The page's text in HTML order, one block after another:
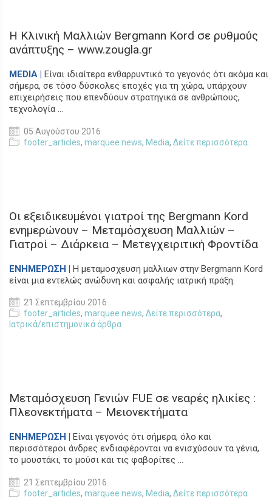
Η Κλινική Μαλλιών Bergmann Kord σε ρυθμούς
ανάπτυξης – www.zougla.gr
MEDIA | Είναι ιδιαίτερα ενθαρρυντικό το γεγονός ότι ακόμα και
σήμερα, σε τόσο δύσκολες εποχές για τη χώρα, υπάρχουν
επιχειρήσεις που επενδύουν στρατηγικά σε ανθρώπους,
τεχνολογία ...
05 Αυγούστου 2016
footer_articles, marquee news, Media, Δείτε περισσότερα
Οι εξειδικευμένοι γιατροί της Bergmann Kord
ενημερώνουν – Μεταμόσχευση Μαλλιών –
Γιατροί – Διάρκεια – Μετεγχειριτική Φροντίδα
ΕΝΗΜΕΡΩΣΗ | Η μεταμοσχευση μαλλιων στην Bergmann Kord
είναι μια εντελώς ανώδυνη και ασφαλής ιατρική πράξη.
21 Σεπτεμβρίου 2016
footer_articles, marquee news, Δείτε περισσότερα,
Ιατρικά/επιστημονικά άρθρα
Μεταμόσχευση Γενιών FUE σε νεαρές ηλικίες :
Πλεονεκτήματα – Μειονεκτήματα
ΕΝΗΜΕΡΩΣΗ | Είναι γεγονός ότι σήμερα, όλο και
περισσότεροι άνδρες ενδιαφέρονται να ενισχύσουν τα γένια,
το μουστάκι, το μούσι και τις φαβορίτες ...
21 Σεπτεμβρίου 2016
footer_articles, marquee news, Media, Δείτε περισσότερα